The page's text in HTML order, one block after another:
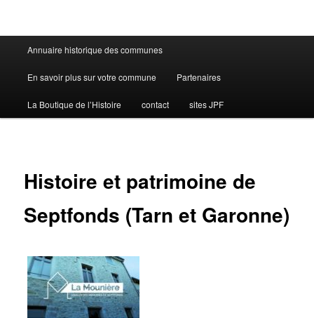
Menu
principal
Annuaire historique des communes
En savoir plus sur votre commune Partenaires
La Boutique de l’Histoire contact sites JPF
Histoire et patrimoine de
Septfonds (Tarn et Garonne)